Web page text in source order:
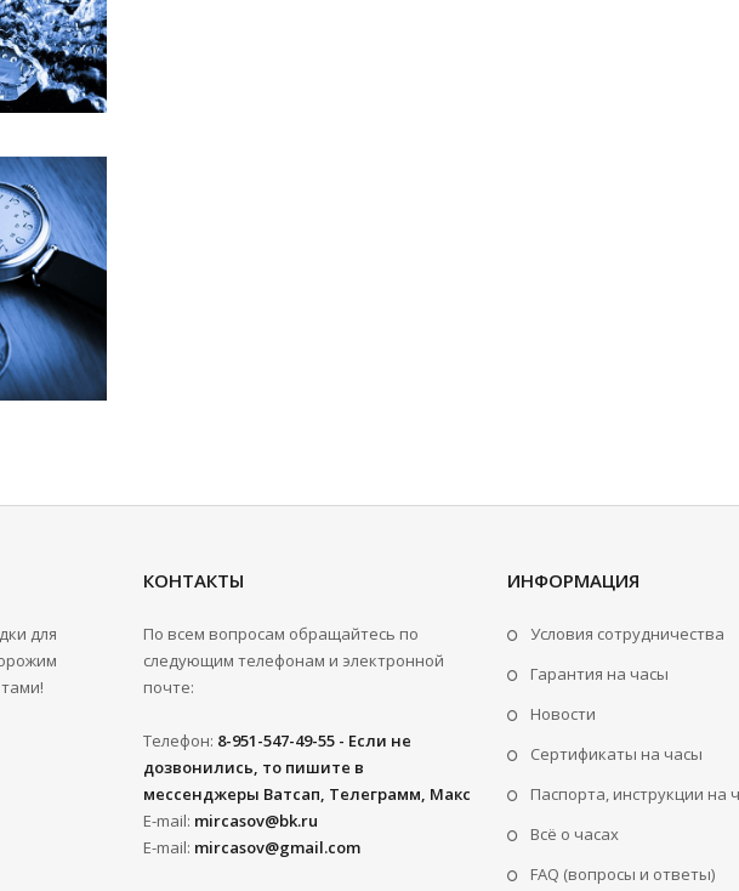
для
КОНТАКТЫ
По всем вопросам обращайтесь по
следующим телефонам и электронной
почте:
Телефон: 8-951-547-49-55 - Если не
дозвонились, то пишите в
мессенджеры Ватсап, Телеграмм, Макс
E-mail: mircasov@bk.ru
E-mail: mircasov@gmail.com
ИНФОРМАЦИЯ
Условия сотрудничества
Гарантия на часы
Новости
Сертификаты на часы
Паспорта, инструкции на
Всё о часах
FAQ (вопросы и ответы)